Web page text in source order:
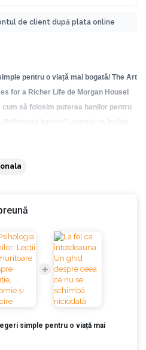
de client după plata online
pentru o viață mai bogată/ The Art
for a Richer Life de Morgan Housel
să folosim puterea banilor pentru
de față Morgan Housel ne învață cum
dintre noi nu știm cum să
ar face viața cu adevărat mai bună.
cu excesul și utilitatea cu
financiare, trucuri rapide sau
a modului în care relația cu banii
schimba această relație astfel încât
Collaborative Fund – o firmă de capital
din domeniul tehnologiei. A câștigat
simple pentru o viață mai